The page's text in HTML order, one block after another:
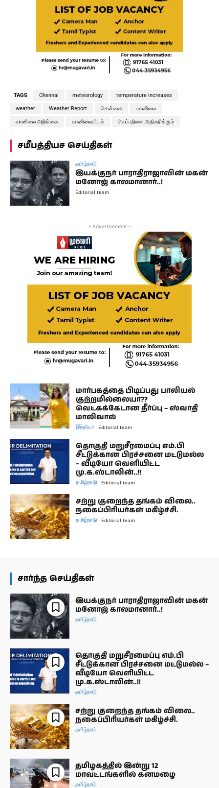
TAGS Chennai meteorology temperature increases
weather Weather Report சென்னை வானிலை
வானிலை அறிக்கை வானிலையியல் வெப்பநிலை அதிகரிக்கும்
சமீபத்தியச செய்திகள்
தமிழ்நாடு
இயக்குநர் பாராதிராஜாவின் மகன்
மனோஜ் காலமானார்..!
Editorial team
- Advertisement -
மார்பகத்தை பிடிப்பது பாலியல்
குற்றமில்லையா??
வெட்கக்கேடான தீர்ப்பு – ஸ்வாதி
மாலிவால்
இந்தியா Editorial team
தொகுதி மறுசீரமைப்பு எம்.பி
சீட்டுக்கான பிரச்சனை மட்டுமல்ல
– வீடியோ வெளியிட்ட
மு.க.ஸ்டாலின்..!!
தமிழ்நாடு Editorial team
சற்று குறைந்த தங்கம் விலை..
நகைப்பிரியர்கள் மகிழ்ச்சி.
தமிழ்நாடு Editorial team
சார்ந்த செய்திகள்
இயக்குநர் பாராதிராஜாவின் மகன்
மனோஜ் காலமானார்..!
தமிழ்நாடு
தொகுதி மறுசீரமைப்பு எம்.பி
சீட்டுக்கான பிரச்சனை மட்டுமல்ல –
வீடியோ வெளியிட்ட
மு.க.ஸ்டாலின்..!!
தமிழ்நாடு
சற்று குறைந்த தங்கம் விலை..
நகைப்பிரியர்கள் மகிழ்ச்சி.
தமிழ்நாடு
தமிழகத்தில் இன்று 12
மாவட்டங்களில் கனமழை
தமிழ்நாடு